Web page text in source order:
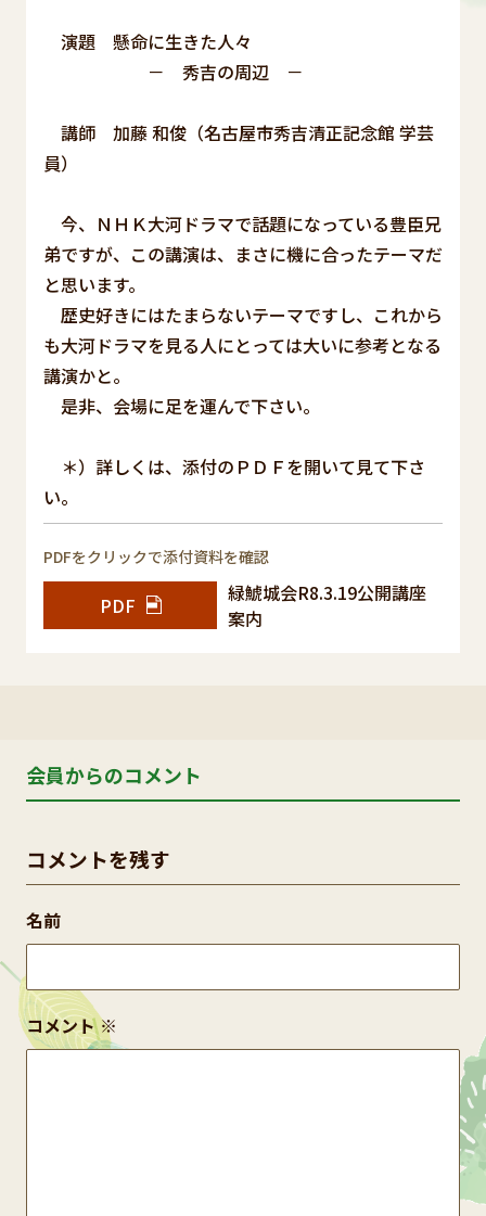
演題 懸命に生きた人々
－ 秀吉の周辺 －
講師 加藤 和俊（名古屋市秀吉清正記念館 学芸
員）
今、ＮＨＫ大河ドラマで話題になっている豊臣兄
弟ですが、この講演は、まさに機に合ったテーマだ
と思います。
歴史好きにはたまらないテーマですし、これから
も大河ドラマを見る人にとっては大いに参考となる
講演かと。
是非、会場に足を運んで下さい。
＊）詳しくは、添付のＰＤＦを開いて見て下さ
い。
PDFをクリックで添付資料を確認
PDF
緑鯱城会R8.3.19公開講座
案内
会員からのコメント
コメントを残す
コメント※
名前